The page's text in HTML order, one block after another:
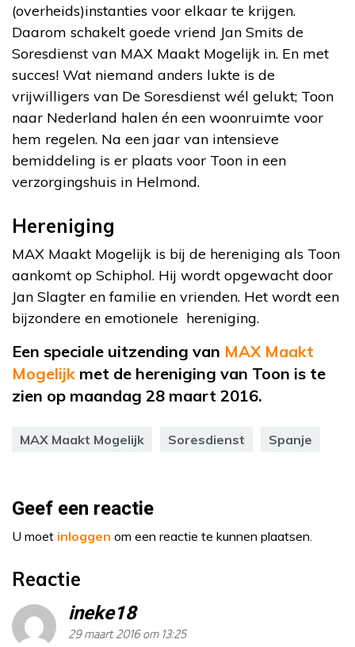
(overheids)instanties voor elkaar te krijgen.
Daarom schakelt goede vriend Jan Smits de
Soresdienst van MAX Maakt Mogelijk in. En met
succes! Wat niemand anders lukte is de
vrijwilligers van De Soresdienst wél gelukt; Toon
naar Nederland halen én een woonruimte voor
hem regelen. Na een jaar van intensieve
bemiddeling is er plaats voor Toon in een
verzorgingshuis in Helmond.
Hereniging
MAX Maakt Mogelijk is bij de hereniging als Toon
aankomt op Schiphol. Hij wordt opgewacht door
Jan Slagter en familie en vrienden. Het wordt een
bijzondere en emotionele hereniging.
Een speciale uitzending van MAX Maakt
Mogelijk met de hereniging van Toon is te
zien op maandag 28 maart 2016.
MAX Maakt Mogelijk Soresdienst Spanje
Geef een reactie
U moet inloggen om een reactie te kunnen plaatsen.
Reactie
ineke18
29 maart 2016 om 13:25